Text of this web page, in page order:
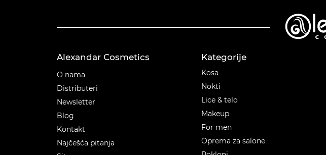
Alexandar Cosmetics
O nama
Distributeri
Newsletter
Blog
Kontakt
Najčešća pitanja
Kategorije
Kosa
Nokti
Lice & telo
Makeup
For men
Oprema za salone